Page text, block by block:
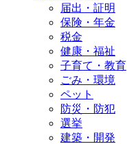
届出・証明
保険・年金
税金
健康・福祉
子育て・教育
ごみ・環境
ペット
防災・防犯
選挙
建築・開発